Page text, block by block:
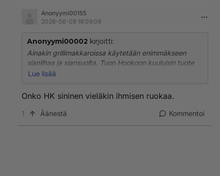
Anonyymi00155
2026-06-08 18:09:09
Anonyymi00002 kirjoitti:
Ainakin grillimakkaroissa käytetään enimmäkseen
sianlihaa ja siansuolta. Tuon Hookoon kuuluisin tuote
tosin on muoviin kääritty leivos, eräänalinen kieroon
Lue lisää
Onko HK sininen vieläkin ihmisen ruokaa.
1 Äänestä Kommentoi